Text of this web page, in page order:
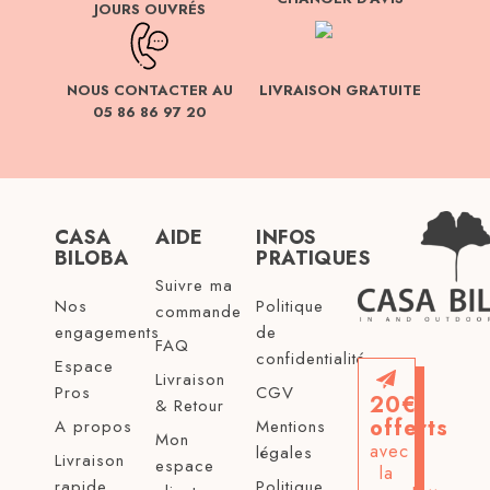
JOURS OUVRÉS
NOUS CONTACTER AU
05 86 86 97 20
LIVRAISON GRATUITE
CASA
BILOBA
Nos
engagements
Espace
Pros
A propos
Livraison
AIDE
Suivre ma
commande
FAQ
Livraison
& Retour
Mon
espace
INFOS
PRATIQUES
Politique
de
confidentialité
CGV
Mentions
légales
20€
offerts
avec
la